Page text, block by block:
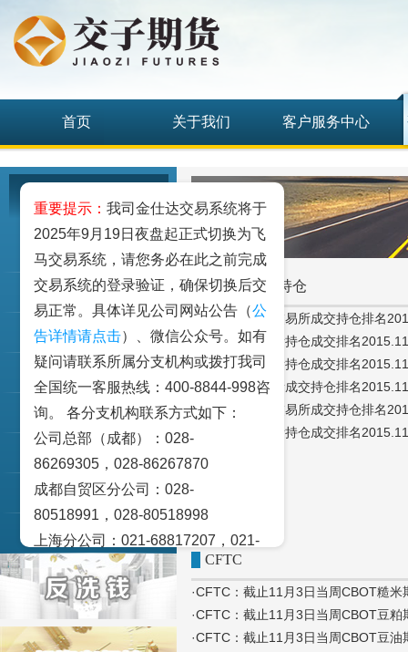
首页 关于我们 客户服务中心
工业品
农业品
金融期货和衍生品
交易策论
产业研究
实盘点睛
宏观金融数据图解
交易所成交持仓
·中国金融期货交易所成交持仓排名
·郑州商品交易所持仓成交排名
·大连商品交易所持仓成交排名
·上海期货交易所成交持仓排名
·中国金融期货交易所成交持仓排名
·郑州商品交易所持仓成交排名
CFTC
·CFTC：截止11月3日当周CBOT糙米
·CFTC：截止11月3日当周CBOT豆粕
·CFTC：截止11月3日当周CBOT豆油
重要提示： 我司金仕达交易系统将于
2025年9月19日夜盘起正式切换为飞
马交易系统，请您务必在此之前完成
交易系统的登录验证，确保切换后交
易正常。具体详见公司网站公告（公
告详情请点击）、微信公众号。如有
疑问请联系所属分支机构或拨打我司
全国统一客服热线：400-8844-998咨
询。 各分支机构联系方式如下：
公司总部（成都）：028-
86269305，028-86267870
成都自贸区分公司：028-
80518991，028-80518998
上海分公司：021-68817207，021-
68817209
北京营业部：010-65005128
广州营业部：020-28129909，020-
28129902